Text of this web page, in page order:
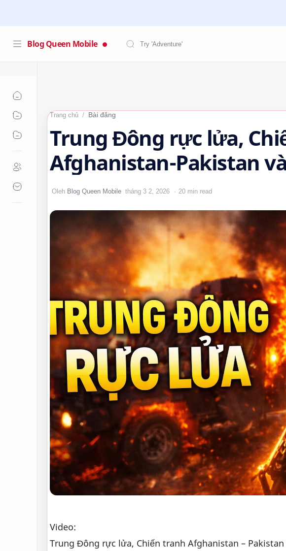
Blog Queen Mobile
Trang chủ Bài đăng
Trung Đông rực lửa,
Afghanistan-Pakistan
trong Kỷ nguyên thứ Ba
20 min read
Video:
Trung Đông rực lửa, Chiến tranh Afghanistan –